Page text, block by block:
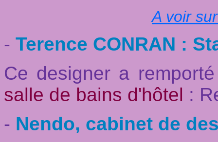
A voir
- Terence CONRAN :
Ce designer a
salle de bains d'hôtel :
- Nendo, cabinet de